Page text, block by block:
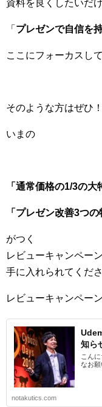
資料を良くしたいだ
「 プレゼンで自信を
ここにフォーカスし
そのような方はぜひ！
いまの
「通常価格の1/3の大
「プレゼン改善3つの
がつく
レビューキャンペー
手に入れられてくださ
レビューキャンペー
知ら
こん
なお願
notakutics.com